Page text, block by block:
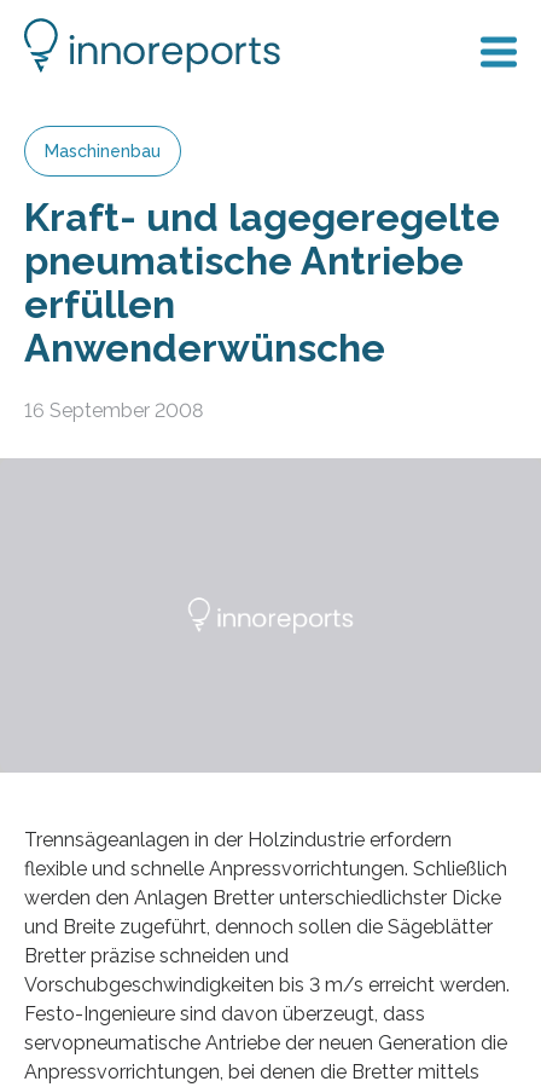
Maschinenbau
Kraft- und lagegeregelte
pneumatische Antriebe
erfüllen
Anwenderwünsche
16 September 2008
Trennsägeanlagen in der Holzindustrie erfordern
flexible und schnelle Anpressvorrichtungen. Schließlich
werden den Anlagen Bretter unterschiedlichster Dicke
und Breite zugeführt, dennoch sollen die Sägeblätter
Bretter präzise schneiden und
Vorschubgeschwindigkeiten bis 3 m/s erreicht werden.
Festo-Ingenieure sind davon überzeugt, dass
servopneumatische Antriebe der neuen Generation die
Anpressvorrichtungen, bei denen die Bretter mittels